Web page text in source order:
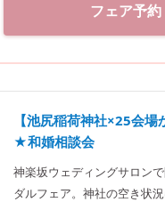
フェア予約
【池尻稲荷神社×25会
★和婚相談会
神楽坂ウェディングサロン
ダルフェア。神社の空き状